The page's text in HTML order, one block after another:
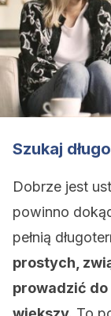
Szukaj
Dobrze jest
powinno
pełnią
prostych,
prowadzić